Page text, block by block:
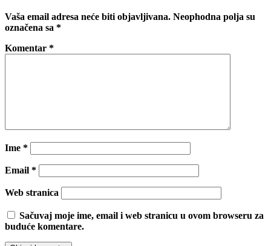
Vaša email adresa neće biti objavljivana. Neophodna polja su
označena sa *
Komentar *
Ime *
Email *
Web stranica
Sačuvaj moje ime, email i web stranicu u ovom browseru za
buduće komentare.